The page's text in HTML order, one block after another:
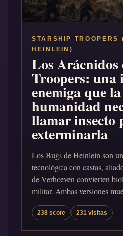
STARSHIP TROOPERS
HEINLEIN)
Los Arácnidos
Troopers: una
enemiga que la
humanidad
llamar insecto
exterminarla
Los Bugs de Heinlein son
tecnológica con castas,
de Verhoeven convierten
militar. Ambas versiones
238 score 231 visitas